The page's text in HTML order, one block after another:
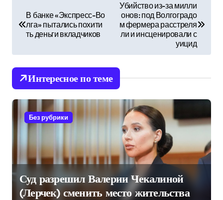
и
г
а
ц
и
я
п
о
з
В банке «Экспресс-Во
лга» пытались похити
ть деньги вкладчиков
Убийство из-за милли
онов: под Волгоградо
м фермера расстреля
ли и инсценировали с
уицид
Интересное по теме
Без рубрики
Суд разрешил Валерии Чекалиной
(Лерчек) сменить место жительства